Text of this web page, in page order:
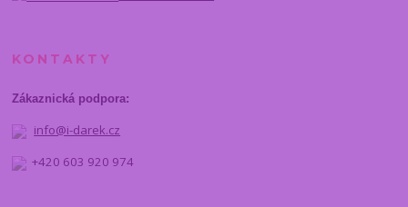
KONTAKTY
Zákaznická podpora:
info@i-darek.cz
+420 603 920 974